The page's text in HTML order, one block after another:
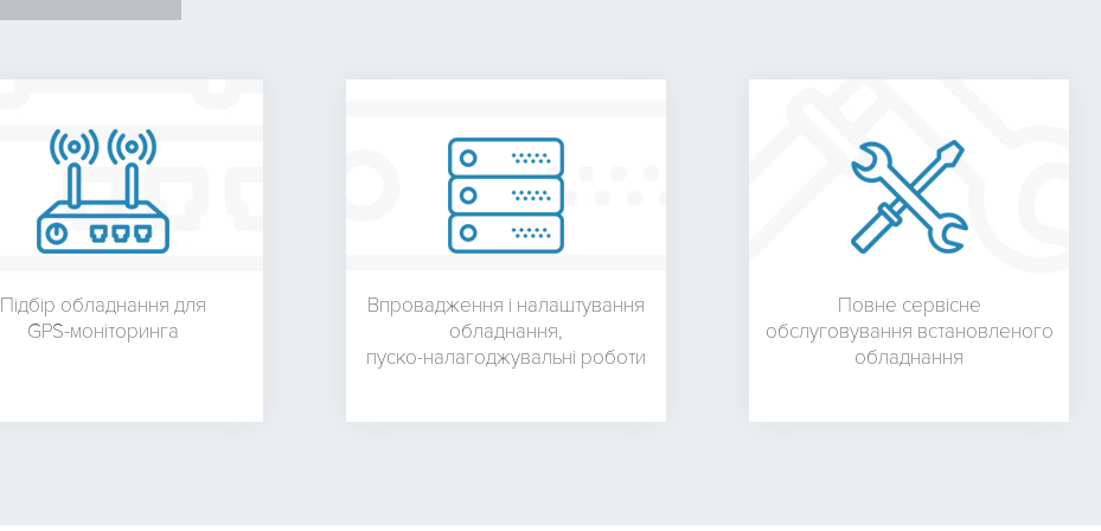
Підбір обладнання для
GPS-моніторинга
Впровадження і налаштування
обладнання,
пуско-налагоджувальні роботи
Повне сервісне
обслуговування встановленого
обладнання